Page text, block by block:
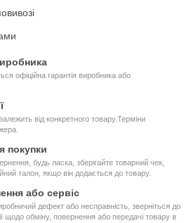
офіційна гарантія виробника або
залежить від конкретного товару.Терміни
покупки
будь ласка, зберігайте товарний чек,
талон, якщо він додається до товару.
або сервіс
дефект або несправність, зверніться до
щодо обміну, повернення або передачі товару в